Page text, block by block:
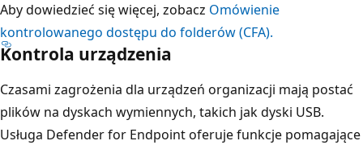
Aby dowiedzieć się więcej, zobacz Omówienie
kontrolowanego dostępu do folderów (CFA).
Kontrola urządzenia
Czasami zagrożenia dla urządzeń organizacji mają postać
plików na dyskach wymiennych, takich jak dyski USB.
Usługa Defender for Endpoint oferuje funkcje pomagające